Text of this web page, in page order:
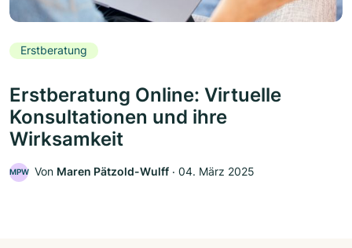
Erstberatung
Erstberatung Online: Virtuelle
Konsultationen und ihre
Wirksamkeit
MPW Von Maren Pätzold-Wulff ‧ 04. März 2025